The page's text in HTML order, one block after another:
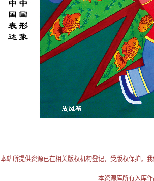
本站所提供资源已在相关版权机构登记，受版权保护。
本资源库所有入库